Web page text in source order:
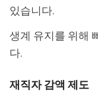
있습니다.
생계 유지를 위해
다.
재직자 감액 제도